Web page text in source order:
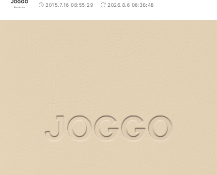
2015.7.16 08:55:29 2026.8.6 06:38:48